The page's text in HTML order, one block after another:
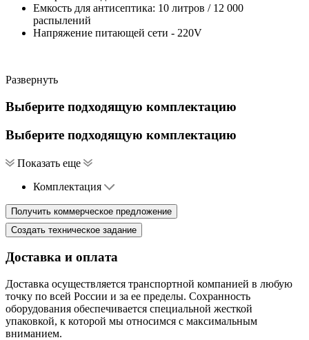
Емкость для антисептика: 10 литров / 12 000
распылений
Напряжение питающей сети - 220V
Развернуть
Выберите подходящую комплектацию
Выберите подходящую комплектацию
Показать еще
Комплектация
Доставка и оплата
Доставка осуществляется транспортной компанией в любую
точку по всей России и за ее пределы. Сохранность
оборудования обеспечивается специальной жесткой
упаковкой, к которой мы относимся с максимальным
вниманием.